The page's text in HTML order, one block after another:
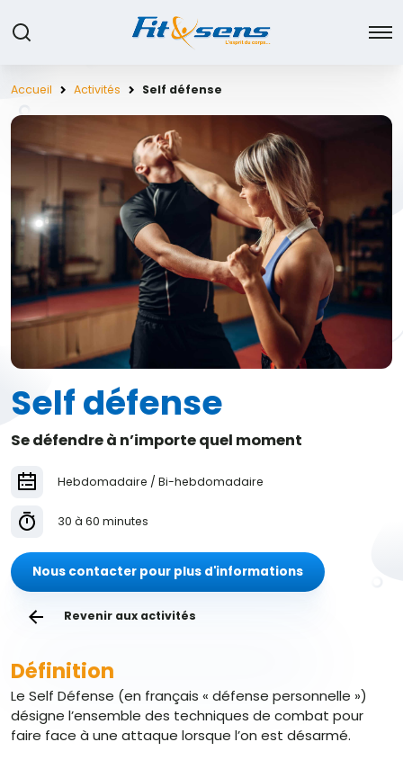
Accueil Activités Self défense
Self défense
Se défendre à n’importe quel moment
Hebdomadaire / Bi-hebdomadaire
30 à 60 minutes
Nous contacter pour plus d'informations
Revenir aux activités
Définition
Le Self Défense (en français « défense personnelle »)
désigne l’ensemble des techniques de combat pour
faire face à une attaque lorsque l’on est désarmé.